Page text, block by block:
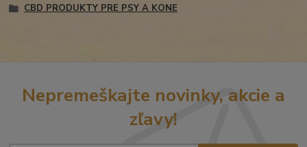
CBD PRODUKTY PRE PSY A KONE
Nepremeškajte novinky, akcie a
zľavy!